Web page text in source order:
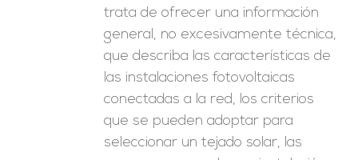
trata de ofrecer una información
general, no excesivamente técnica,
que describa las características de
las instalaciones fotovoltaicas
conectadas a la red, los criterios
que se pueden adoptar para
seleccionar un tejado solar, las